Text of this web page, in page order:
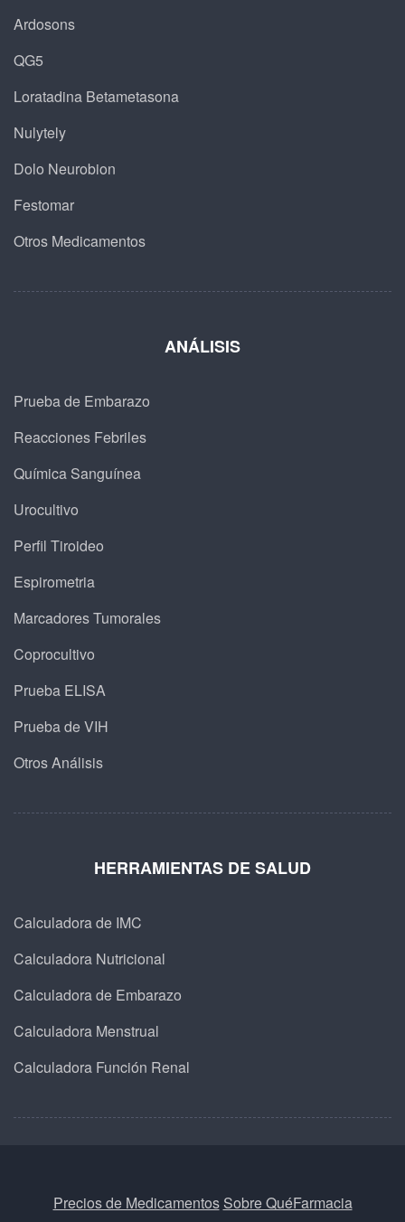
Ardosons
QG5
Loratadina Betametasona
Nulytely
Dolo Neurobion
Festomar
Otros Medicamentos
ANÁLISIS
Prueba de Embarazo
Reacciones Febriles
Química Sanguínea
Urocultivo
Perfil Tiroideo
Espirometria
Marcadores Tumorales
Coprocultivo
Prueba ELISA
Prueba de VIH
Otros Análisis
HERRAMIENTAS DE SALUD
Calculadora de IMC
Calculadora Nutricional
Calculadora de Embarazo
Calculadora Menstrual
Calculadora Función Renal
Precios de Medicamentos Sobre QuéFarmacia